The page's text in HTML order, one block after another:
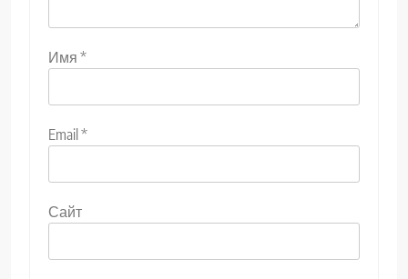
Имя *
Email *
Сайт